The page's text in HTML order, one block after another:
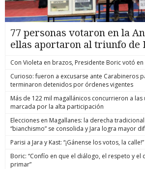
77 personas votaron en la
ellas aportaron al triunfo de
Con Violeta en brazos, Presidente Boric votó
Curioso: fueron a excusarse ante Carabineros
terminaron detenidos por órdenes vigentes
Más de 122 mil magallánicos concurrieron a las
marcada por la alta participación
Elecciones en Magallanes: la derecha
“bianchismo” se consolida y Jara logra mayor
Parisi a Jara y Kast: “¡Gánense los votos, la calle!”
Boric: “Confío en que el diálogo, el respeto y el
primar”